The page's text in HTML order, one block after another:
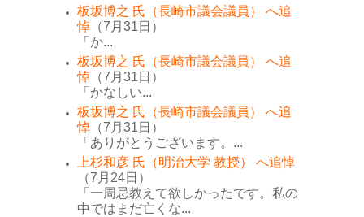
板坂博之 氏（長崎市議会議員） へ追
悼 （7月31日）
「か...
板坂博之 氏（長崎市議会議員） へ追
悼 （7月31日）
「かなしい...
板坂博之 氏（長崎市議会議員） へ追
悼 （7月31日）
「ありがとうございます。...
上杉和彦 氏（明治大学 教授） へ追悼
（7月24日）
「一周忌教えて欲しかったです。私の
中ではまだ亡くな...